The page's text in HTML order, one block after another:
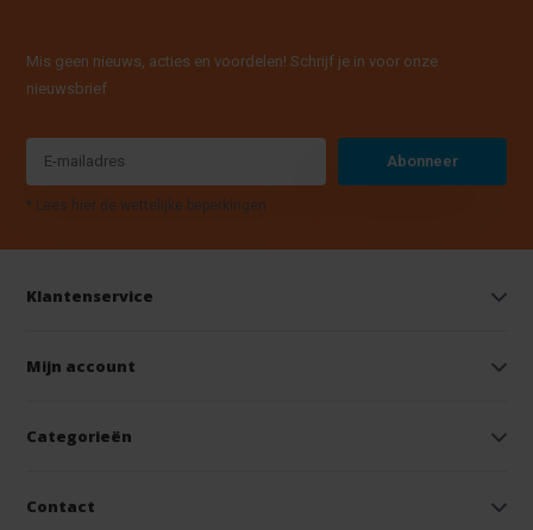
Mis geen nieuws, acties en voordelen! Schrijf je in voor onze
nieuwsbrief
Abonneer
* Lees hier de wettelijke beperkingen
Klantenservice
Mijn account
Categorieën
Contact